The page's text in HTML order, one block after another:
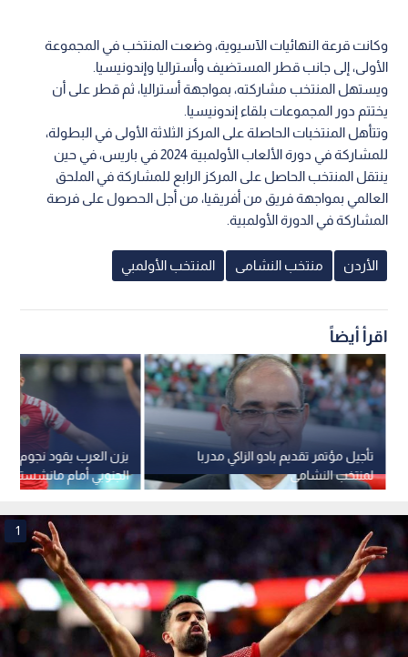
وكانت قرعة النهائيات الآسيوية، وضعت المنتخب في المجموعة
الأولى، إلى جانب قطر المستضيف وأستراليا وإندونيسيا.
ويستهل المنتخب مشاركته، بمواجهة أستراليا، ثم قطر على أن
يختتم دور المجموعات بلقاء إندونيسيا.
وتتأهل المنتخبات الحاصلة على المركز الثلاثة الأولى في البطولة،
للمشاركة في دورة الألعاب الأولمبية 2024 في باريس، في حين
ينتقل المنتخب الحاصل على المركز الرابع للمشاركة في الملحق
العالمي بمواجهة فريق من أفريقيا، من أجل الحصول على فرصة
المشاركة في الدورة الأولمبية.
الأردن منتخب النشامى المنتخب الأولمبي
اقرأ أيضاً
يزن العرب يقود نجوم
الجنوبي أمام مانشستر
تأجيل مؤتمر تقديم بادو الزاكي مدربا
لمنتخب النشامى
1